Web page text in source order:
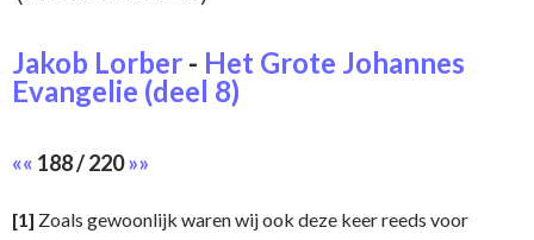
Jakob Lorber - Het Grote Johannes
Evangelie (deel 8)
«« 188 / 220»»
[1] Zoals gewoonlijk waren wij ook deze keer reeds voor